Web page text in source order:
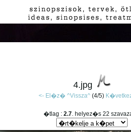
4.jpg
<- El�z� ^Vissza^ (4/5)
�tlag : 2.7. helyez�s 22